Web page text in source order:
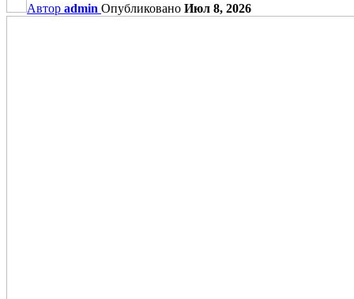
Автор admin Опубликовано Июл 8, 2026